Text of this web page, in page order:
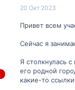
а
ч
л
20 Окт 2023
Привет всем
Сейчас я
Я столкнулась
его родной
какие-то